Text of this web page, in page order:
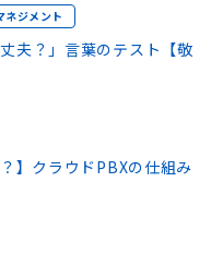
ネジメント
夫？」言葉のテスト【敬
】クラウドPBXの仕組み